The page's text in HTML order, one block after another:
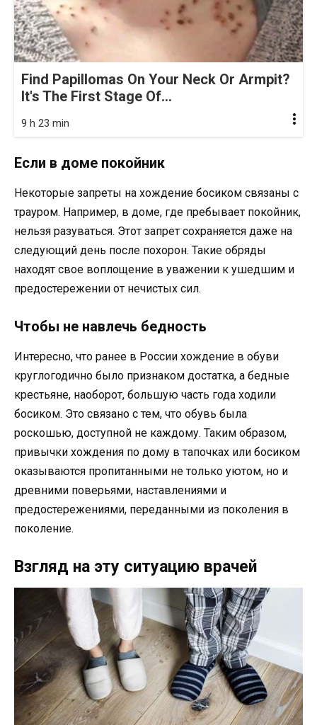
Find Papillomas On Your Neck Or Armpit?
It's The First Stage Of...
9 h 23 min
Если в доме покойник
Некоторые запреты на хождение босиком связаны с
трауром. Например, в доме, где пребывает покойник,
нельзя разуваться. Этот запрет сохраняется даже на
следующий день после похорон. Такие обряды
находят свое воплощение в уважении к ушедшим и
предостережении от нечистых сил.
Чтобы не навлечь бедность
Интересно, что ранее в России хождение в обуви
круглогодично было признаком достатка, а бедные
крестьяне, наоборот, большую часть года ходили
босиком. Это связано с тем, что обувь была
роскошью, доступной не каждому. Таким образом,
привычки хождения по дому в тапочках или босиком
оказываются пропитанными не только уютом, но и
древними поверьями, наставлениями и
предостережениями, переданными из поколения в
поколение.
Взгляд на эту ситуацию врачей